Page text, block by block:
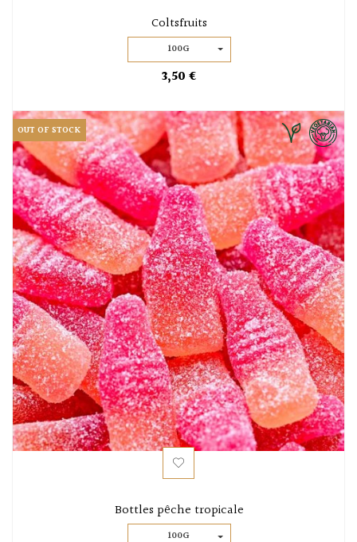
Coltsfruits
100G
3,50 €
OUT OF STOCK
Bottles pêche tropicale
100G